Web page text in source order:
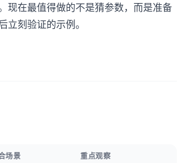
现在最值得做的不是猜参数，而是准备
立刻验证的示例。
场景 重点观察